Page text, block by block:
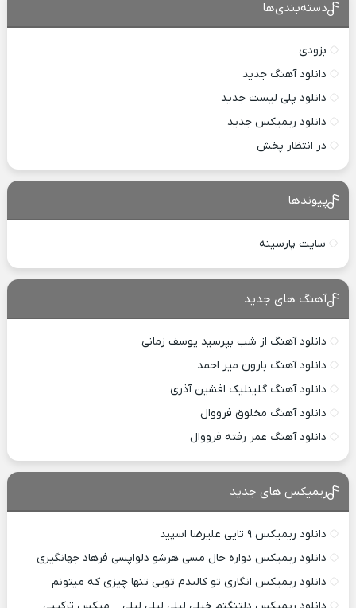
دسته‌بندی‌ها
بزودی
دانلود آهنگ جدید
دانلود پلی لیست جدید
دانلود ریمیکس جدید
در انتظار پخش
پیوندها
سایت پارسینه
آهنگ های جدید
دانلود آهنگ از شب بپرسید یوسف زمانی
دانلود آهنگ بارون میر احمد
دانلود آهنگ گلینلیک افشین آذری
دانلود آهنگ مخلوق فرووال
دانلود آهنگ عمر رفته فرووال
ریمیکس های جدید
دانلود ریمیکس ۹ تایی علیرضا اسپید
دانلود ریمیکس دواره حال مسی هرشو دلواپسی فرهاد جهانگیری
دانلود ریمیکس انگاری تو کالبدم تویی تنها چیزی که میتونم